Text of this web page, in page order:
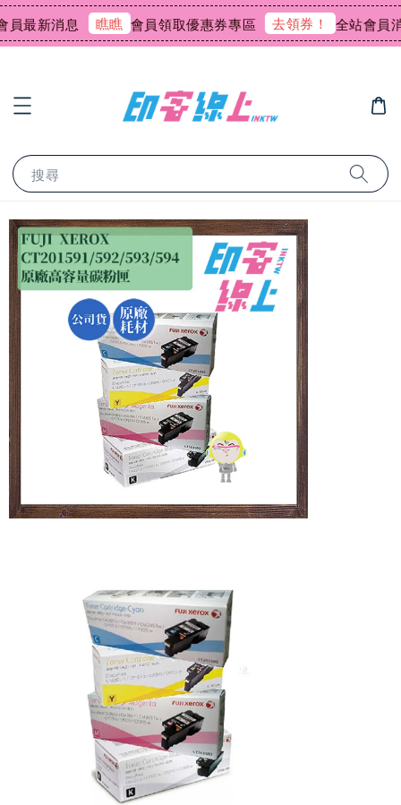
最新消息 瞧瞧 會員領取優惠券專區 去領券！ 全站會員消
搜尋